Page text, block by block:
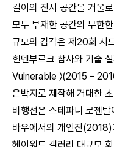
길이의 전시 공간을 거울
모두 부재한 공간의 무한
규모의 감각은 제20회 시
힌덴부르크 참사와 기술
Vulnerable 〉(2015 –
은박지로 제작해 거대한
비행선은 스테파니 로젠
바우에서의 개인전
헤이워드 갤러리 대규모